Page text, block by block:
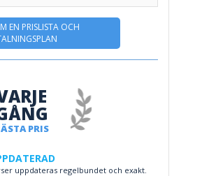
EN PRISLISTA OCH
PRIS
uppdateras regelbundet och exakt.